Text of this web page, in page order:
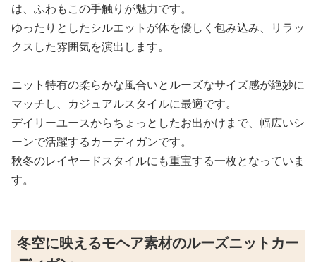
は、ふわもこの手触りが魅力です。
ゆったりとしたシルエットが体を優しく包み込み、リラッ
クスした雰囲気を演出します。
ニット特有の柔らかな風合いとルーズなサイズ感が絶妙に
マッチし、カジュアルスタイルに最適です。
デイリーユースからちょっとしたお出かけまで、幅広いシ
ーンで活躍するカーディガンです。
秋冬のレイヤードスタイルにも重宝する一枚となっていま
す。
冬空に映えるモヘア素材のルーズニットカー